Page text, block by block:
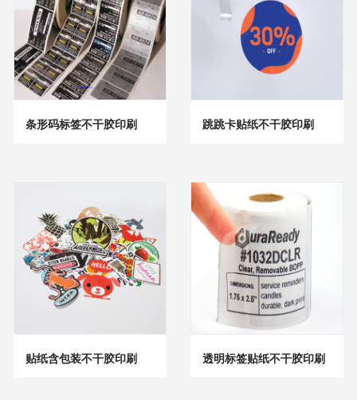
条形码标签不干胶印刷 跳跳卡贴纸不干胶印刷
贴纸含包装不干胶印刷 透明标签贴纸不干胶印刷